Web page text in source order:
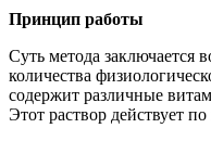
Принцип работы
Суть метода заключается
количества
содержит различные
Этот раствор действует